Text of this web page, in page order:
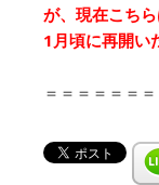
が、現在こち
1月頃に再開い
＝＝＝＝＝＝